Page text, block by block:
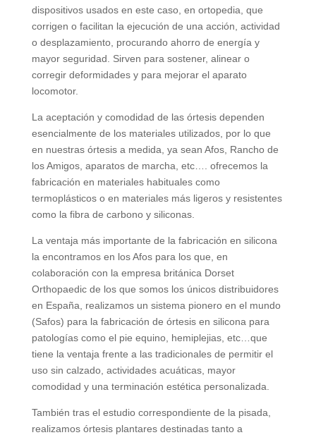
dispositivos usados en este caso, en ortopedia, que
corrigen o facilitan la ejecución de una acción, actividad
o desplazamiento, procurando ahorro de energía y
mayor seguridad. Sirven para sostener, alinear o
corregir deformidades y para mejorar el aparato
locomotor.
La aceptación y comodidad de las órtesis dependen
esencialmente de los materiales utilizados, por lo que
en nuestras órtesis a medida, ya sean Afos, Rancho de
los Amigos, aparatos de marcha, etc…. ofrecemos la
fabricación en materiales habituales como
termoplásticos o en materiales más ligeros y resistentes
como la fibra de carbono y siliconas.
La ventaja más importante de la fabricación en silicona
la encontramos en los Afos para los que, en
colaboración con la empresa británica Dorset
Orthopaedic de los que somos los únicos distribuidores
en España, realizamos un sistema pionero en el mundo
(Safos) para la fabricación de órtesis en silicona para
patologías como el pie equino, hemiplejias, etc…que
tiene la ventaja frente a las tradicionales de permitir el
uso sin calzado, actividades acuáticas, mayor
comodidad y una terminación estética personalizada.
También tras el estudio correspondiente de la pisada,
realizamos órtesis plantares destinadas tanto a